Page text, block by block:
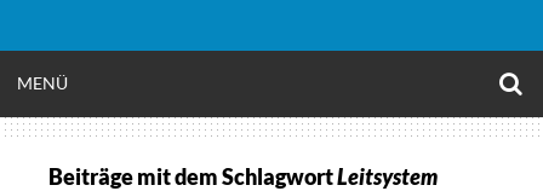
MENÜ
Beiträge mit dem SchlagwortLeitsystem